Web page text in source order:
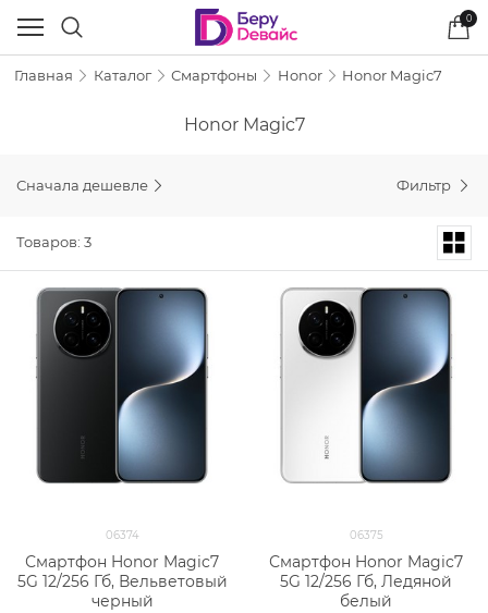
0
Главная Каталог Смартфоны Honor Honor Magic7
Honor Magic7
Сначала дешевле Фильтр
Товаров: 3
06374
Смартфон Honor Magic7
5G 12/256 Гб, Вельветовый
черный
06375
Смартфон Honor Magic7
5G 12/256 Гб, Ледяной
белый